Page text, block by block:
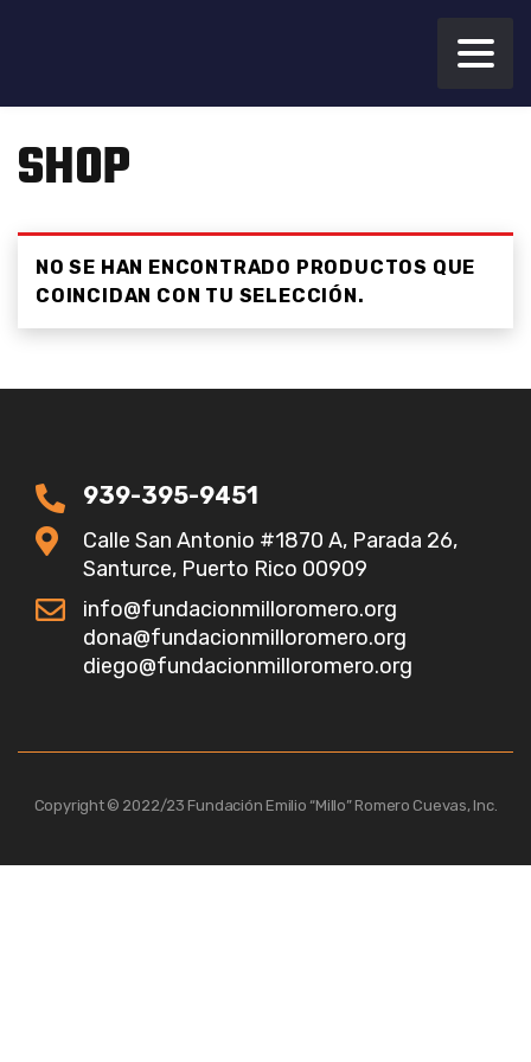
SHOP
NO SE HAN ENCONTRADO PRODUCTOS QUE
COINCIDAN CON TU SELECCIÓN.
939-395-9451
Calle San Antonio #1870 A, Parada 26,
Santurce, Puerto Rico 00909
info@fundacionmilloromero.org
dona@fundacionmilloromero.org
diego@fundacionmilloromero.org
Copyright © 2022/23 Fundación Emilio “Millo” Romero Cuevas, Inc.